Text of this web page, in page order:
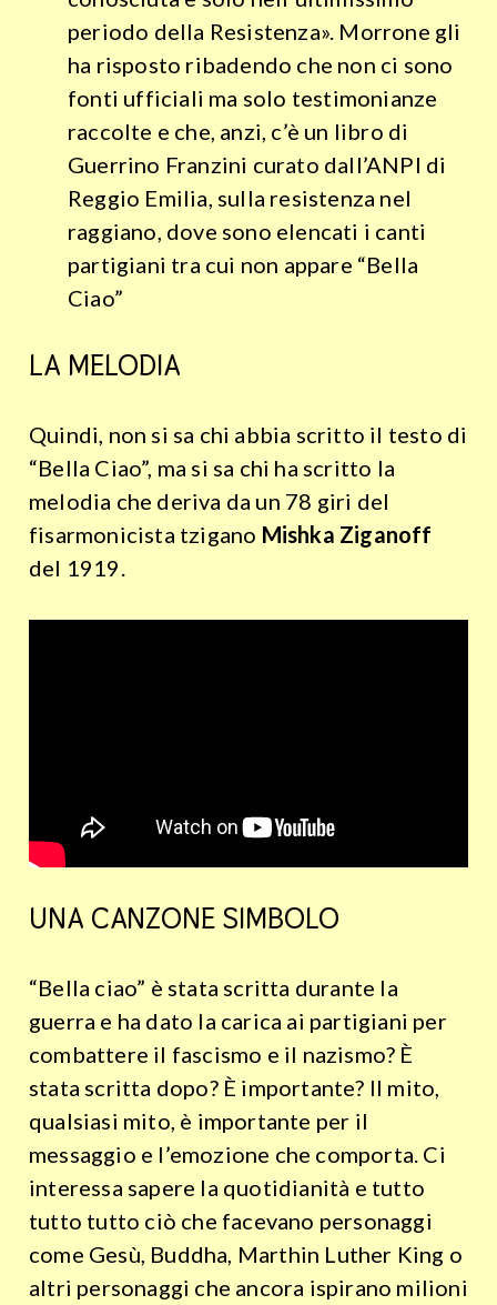
periodo della Resistenza». Morrone gli
ha risposto ribadendo che non ci sono
fonti ufficiali ma solo testimonianze
raccolte e che, anzi, c’è un libro di
Guerrino Franzini curato dall’ANPI di
Reggio Emilia, sulla resistenza nel
raggiano, dove sono elencati i canti
partigiani tra cui non appare “Bella
Ciao”
LA MELODIA
Quindi, non si sa chi abbia scritto il testo di
“Bella Ciao”, ma si sa chi ha scritto la
melodia che deriva da un 78 giri del
fisarmonicista tzigano Mishka Ziganoff
del 1919.
UNA CANZONE SIMBOLO
“Bella ciao” è stata scritta durante la
guerra e ha dato la carica ai partigiani per
combattere il fascismo e il nazismo? È
stata scritta dopo? È importante? Il mito,
qualsiasi mito, è importante per il
messaggio e l’emozione che comporta. Ci
interessa sapere la quotidianità e tutto
tutto tutto ciò che facevano personaggi
come Gesù, Buddha, Marthin Luther King o
altri personaggi che ancora ispirano milioni